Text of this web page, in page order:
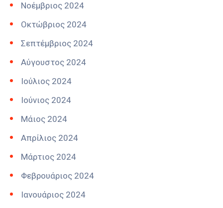
Νοέμβριος 2024
Οκτώβριος 2024
Σεπτέμβριος 2024
Αύγουστος 2024
Ιούλιος 2024
Ιούνιος 2024
Μάιος 2024
Απρίλιος 2024
Μάρτιος 2024
Φεβρουάριος 2024
Ιανουάριος 2024